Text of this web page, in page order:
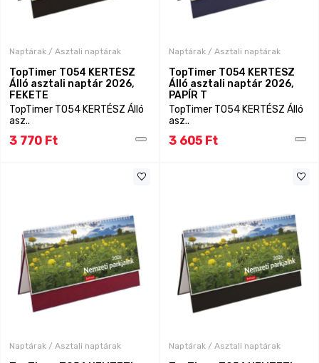
Naptárak / Asztali naptárak
TopTimer T054 KERTÉSZ
Álló asztali naptár 2026,
FEKETE
TopTimer T054 KERTÉSZ Álló
asz..
3 770 Ft
Naptárak / Asztali naptárak
TopTimer T054 KERTÉSZ
Álló asztali naptár 2026,
PAPÍR T
TopTimer T054 KERTÉSZ Álló
asz..
3 605 Ft
Naptárak / Asztali naptárak Naptárak / Asztali naptárak